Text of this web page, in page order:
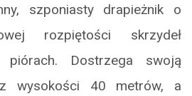
szponiasty drapieżnik o
rozpiętości skrzydeł
piórach. Dostrzega swoją
wysokości 40 metrów, a